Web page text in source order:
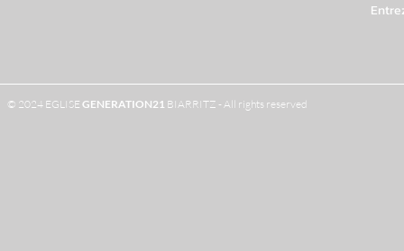
© 2024 EGLISE GENERATION21 BIARRITZ - All rights reserved